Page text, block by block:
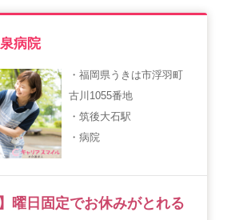
支店連絡先一覧
個人情報保護方針 利用規約
採用担当者様へ
病院
・福岡県うきは市浮羽町
古川1055番地
・筑後大石駅
・病院
曜日固定でお休みがとれる